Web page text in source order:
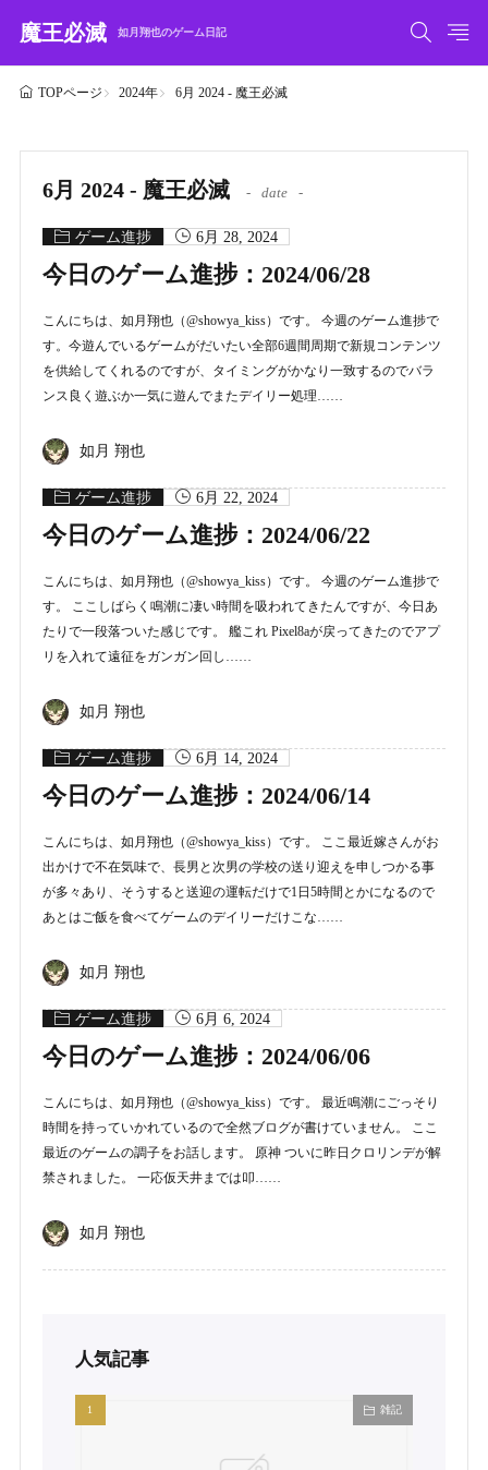
魔王必滅 如月翔也のゲーム日記
TOPページ 2024年 6月 2024 - 魔王必滅
6月 2024 - 魔王必滅 date
ゲーム進捗 6月 28, 2024
今日のゲーム進捗：2024/06/28
こんにちは、如月翔也（@showya_kiss）です。 今週のゲーム進捗で
す。今遊んでいるゲームがだいたい全部6週間周期で新規コンテンツ
を供給してくれるのですが、タイミングがかなり一致するのでバラ
ンス良く遊ぶか一気に遊んでまたデイリー処理……
如月 翔也
ゲーム進捗 6月 22, 2024
今日のゲーム進捗：2024/06/22
こんにちは、如月翔也（@showya_kiss）です。 今週のゲーム進捗で
す。 ここしばらく鳴潮に凄い時間を吸われてきたんですが、今日あ
たりで一段落ついた感じです。 艦これ Pixel8aが戻ってきたのでアプ
リを入れて遠征をガンガン回し……
如月 翔也
ゲーム進捗 6月 14, 2024
今日のゲーム進捗：2024/06/14
こんにちは、如月翔也（@showya_kiss）です。 ここ最近嫁さんがお
出かけで不在気味で、長男と次男の学校の送り迎えを申しつかる事
が多々あり、そうすると送迎の運転だけで1日5時間とかになるので
あとはご飯を食べてゲームのデイリーだけこな……
如月 翔也
ゲーム進捗 6月 6, 2024
今日のゲーム進捗：2024/06/06
こんにちは、如月翔也（@showya_kiss）です。 最近鳴潮にごっそり
時間を持っていかれているので全然ブログが書けていません。 ここ
最近のゲームの調子をお話します。 原神 ついに昨日クロリンデが解
禁されました。 一応仮天井までは叩……
如月 翔也
人気記事
雑記